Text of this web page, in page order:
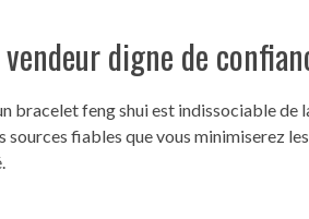
digne de
bracelet feng shui est indissociable de
sources fiables que vous minimiserez